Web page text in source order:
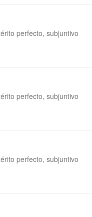
perfecto, subjuntivo
perfecto, subjuntivo
perfecto, subjuntivo